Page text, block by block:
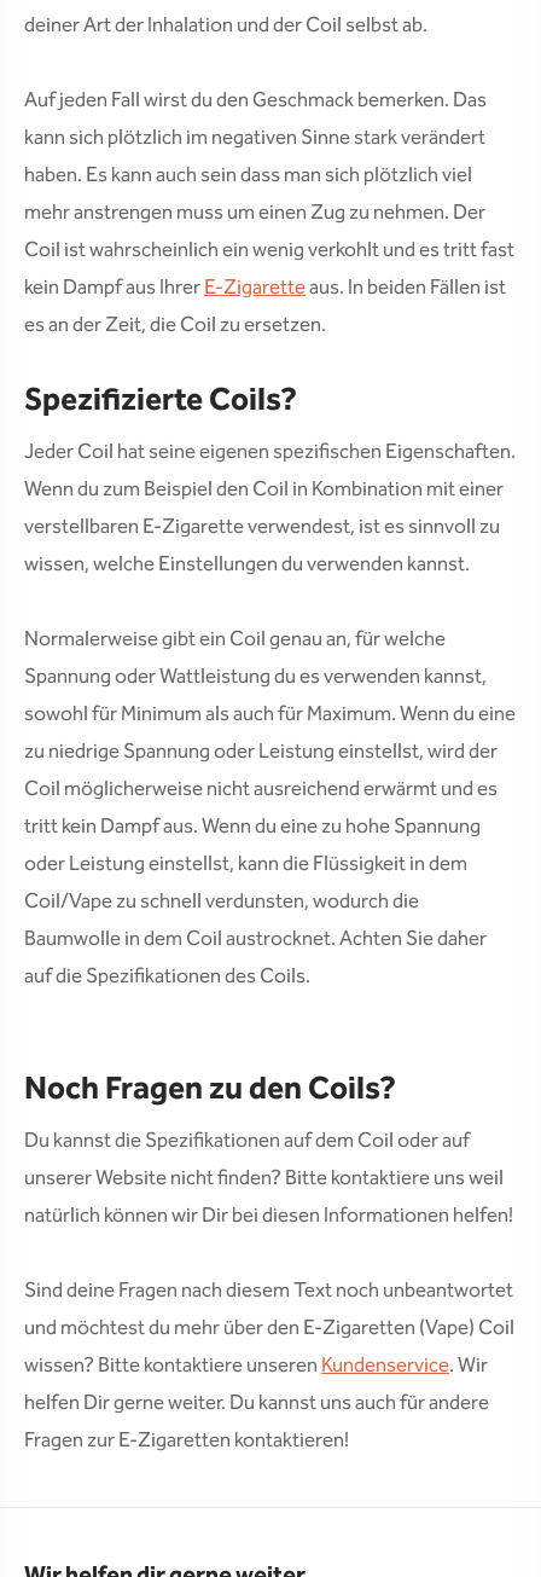
deiner Art der Inhalation und der Coil selbst ab.
Auf jeden Fall wirst du den Geschmack bemerken. Das
kann sich plötzlich im negativen Sinne stark verändert
haben. Es kann auch sein dass man sich plötzlich viel
mehr anstrengen muss um einen Zug zu nehmen. Der
Coil ist wahrscheinlich ein wenig verkohlt und es tritt fast
kein Dampf aus IhrerE-Zigaretteaus. In beiden Fällen ist
es an der Zeit, die Coil zu ersetzen.
Spezifizierte Coils?
Jeder Coil hat seine eigenen spezifischen Eigenschaften.
Wenn du zum Beispiel den Coil in Kombination mit einer
verstellbaren E-Zigarette verwendest, ist es sinnvoll zu
wissen, welche Einstellungen du verwenden kannst.
Normalerweise gibt ein Coil genau an, für welche
Spannung oder Wattleistung du es verwenden kannst,
sowohl für Minimum als auch für Maximum. Wenn du eine
zu niedrige Spannung oder Leistung einstellst, wird der
Coil möglicherweise nicht ausreichend erwärmt und es
tritt kein Dampf aus. Wenn du eine zu hohe Spannung
oder Leistung einstellst, kann die Flüssigkeit in dem
Coil/Vape zu schnell verdunsten, wodurch die
Baumwolle in dem Coil austrocknet. Achten Sie daher
auf die Spezifikationen des Coils.
Noch Fragen zu den Coils?
Du kannst die Spezifikationen auf dem Coil oder auf
unserer Website nicht finden? Bitte kontaktiere uns weil
natürlich können wir Dir bei diesen Informationen helfen!
Sind deine Fragen nach diesem Text noch unbeantwortet
und möchtest du mehr über den E-Zigaretten (Vape) Coil
wissen? Bitte kontaktiere unserenKundenservice. Wir
helfen Dir gerne weiter. Du kannst uns auch für andere
Fragen zur E-Zigaretten kontaktieren!